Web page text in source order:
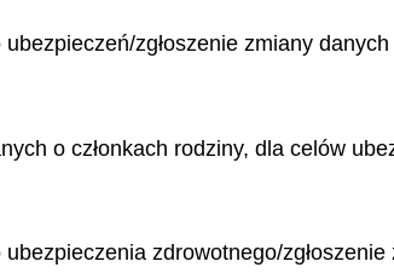
ubezpieczeń/zgłoszenie zmiany
o członkach rodziny, dla celów
ubezpieczenia zdrowotnego/